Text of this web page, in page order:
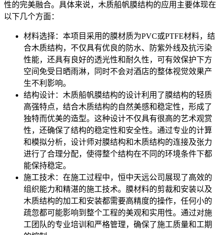
性的完美融合。具体来说，木质船帆膜结构的应用主要体现在
以下几个方面：
材料选择：本项目采用的膜材质为PVC或PTFE材料，结
合木质结构，不仅具有优良的防水、防紫外线及抗污染
性能，还具有良好的透光性和耐久性，可有效保护下方
空间免受日晒雨淋，同时不会对酒店的整体视觉效果产
生不利影响。
结构设计：木质船帆膜结构的设计利用了膜结构的轻质
高强特点，结合木质结构的自然美感和稳定性，形成了
独特而优美的造型。这种设计不仅具有很高的艺术观赏
性，还确保了结构的稳定性和安全性。通过专业的计算
和模拟分析，设计师对膜结构和木质结构的连接及张力
进行了合理分配，使得整个结构在不同的环境条件下都
能保持稳定。
施工技术：在施工过程中，恒中天远公司展现了高效的
组织能力和精湛的施工技术。膜材料的剪裁和安装以及
木质结构的加工和安装都需要高精度的操作，任何小的
疏忽都可能影响到整个工程的美观和实用性。通过对施
工团队的专业培训和严格管理，确保了施工质量和工期